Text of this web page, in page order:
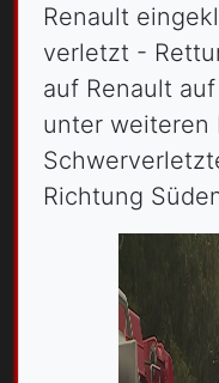
Renault
verletzt -
auf Renault
unter weiteren
Richtung